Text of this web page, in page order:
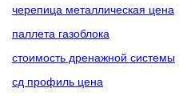
черепица металлическая цена
паллета газоблока
стоимость дренажной системы
сд профиль цена